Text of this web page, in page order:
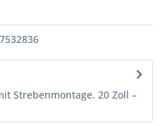
Strebenmontage. 20 Zoll –